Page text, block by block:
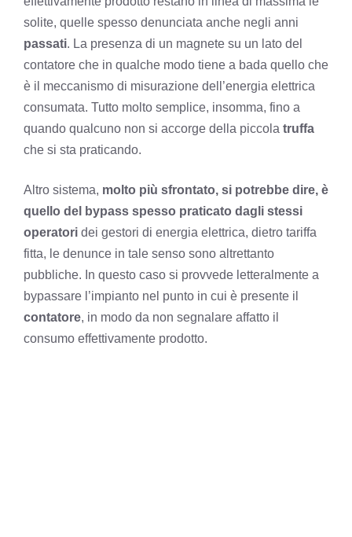
solite, quelle spesso denunciata anche negli anni
passati. La presenza di un magnete su un lato del
contatore che in qualche modo tiene a bada quello che
è il meccanismo di misurazione dell’energia elettrica
consumata. Tutto molto semplice, insomma, fino a
quando qualcuno non si accorge della piccola truffa
che si sta praticando.
Altro sistema, molto più sfrontato, si potrebbe dire, è
quello del bypass spesso praticato dagli stessi
operatori dei gestori di energia elettrica, dietro tariffa
fitta, le denunce in tale senso sono altrettanto
pubbliche. In questo caso si provvede letteralmente a
bypassare l’impianto nel punto in cui è presente il
contatore, in modo da non segnalare affatto il
consumo effettivamente prodotto.